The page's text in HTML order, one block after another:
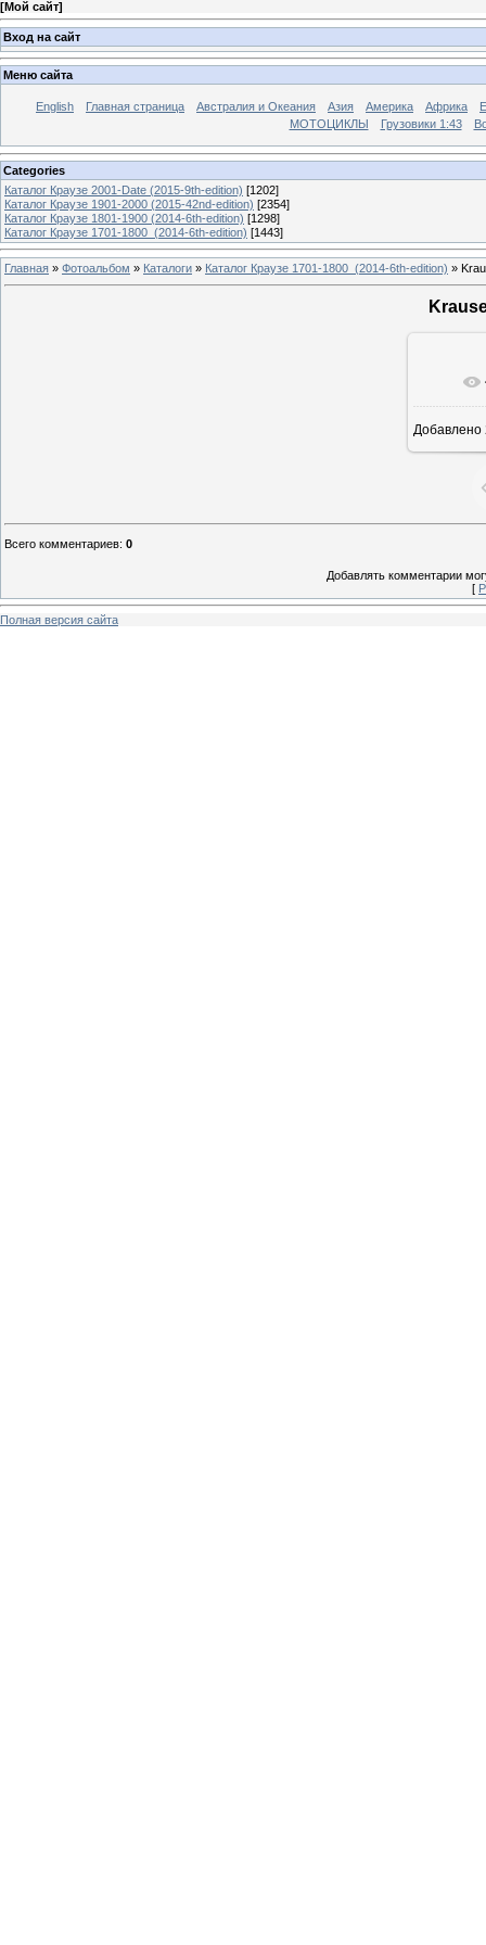
[Мой сайт]
Вход на сайт
Меню сайта
English Главная страница Австралия и Океания Азия Америка Африка
МОТОЦИКЛЫ
Грузовики 1:43
Categories
Каталог Краузе 2001-Date (2015-9th-edition) [1202]
Каталог Краузе 1901-2000 (2015-42nd-edition) [2354]
Каталог Краузе 1801-1900 (2014-6th-edition) [1298]
Каталог Краузе 1701-1800_(2014-6th-edition) [1443]
Главная » Фотоальбом » Каталоги » Каталог Краузе 1701-1800_(2014-6th-edition) »
Добавлено
Всего комментариев: 0
Добавлять комментарии
[
Полная версия сайта